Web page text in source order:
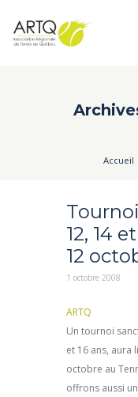
Accueil
12, 14
12
1 octobre 2008
ARTQ
Un tournoi
et 16 ans, aura
octobre au
offrons aussi